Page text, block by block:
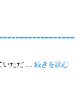
いただ … 続きを読む